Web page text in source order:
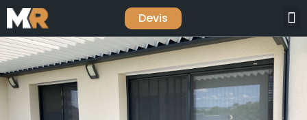
Devis